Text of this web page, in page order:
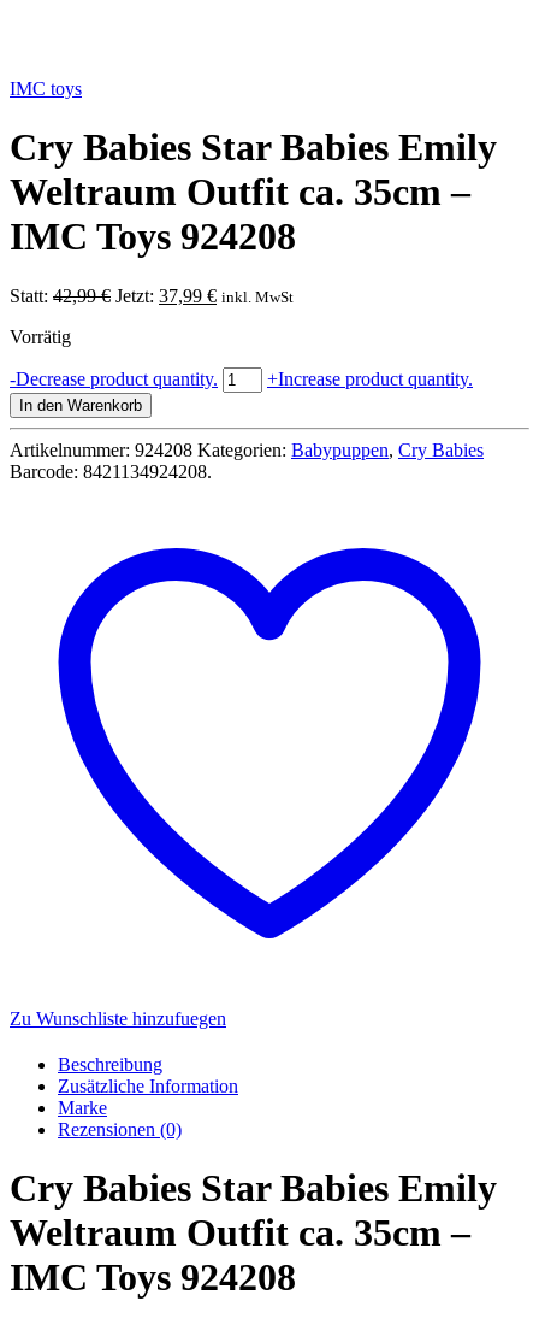
IMC toys
Cry Babies Star Babies Emily
Weltraum Outfit ca. 35cm –
IMC Toys 924208
Statt: 42,99€ Ursprünglicher
Jetzt: 37,99 €Aktueller
inkl. MwSt
Vorrätig
-Decrease product quantity. Cry
Babies
Babies
Emily
IMC
Toys
924208
+Increase product quantity.
In den Warenkorb
Artikelnummer: 924208 Kategorien: Babypuppen, Cry Babies
Barcode: 8421134924208.
Zu Wunschliste hinzufuegen
Beschreibung
Zusätzliche Information
Marke
Rezensionen (0)
Cry Babies Star Babies Emily
Weltraum Outfit ca. 35cm –
IMC Toys 924208